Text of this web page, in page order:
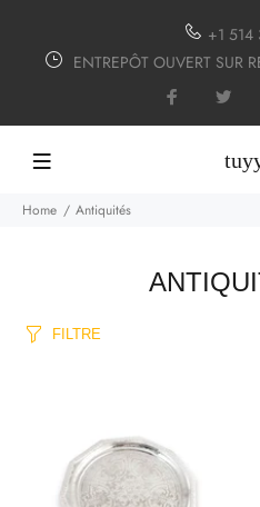
+1 514
ENTREPÔT OUVERT SUR
Home Antiquités
FILTRE